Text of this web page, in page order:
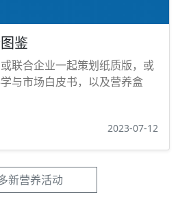
鉴
联合企业一起策划纸质版，或
与市场白皮书，以及营养盒
2023-07-12
新营养活动